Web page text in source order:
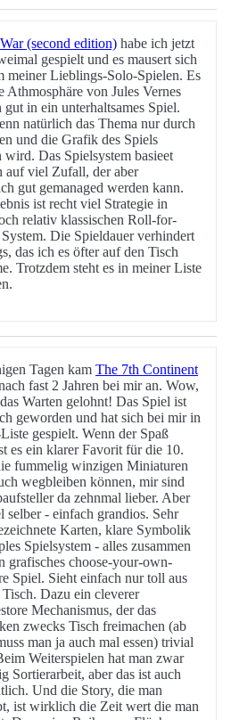
(second edition) habe ich jetzt
gespielt und es mausert sich
meiner Lieblings-Solo-Spielen. Es
Athmosphäre von Jules Vernes
gut in ein unterhaltsames Spiel.
natürlich das Thema nur durch
und die Grafik des Spiels
wird. Das Spielsystem basieet
auf viel Zufall, der aber
gut gemanaged werden kann.
ist recht viel Strategie in
relativ klassischen Roll-for-
System. Die Spieldauer verhindert
das ich es öfter auf den Tisch
Trotzdem steht es in meiner Liste
Tagen kam The 7th Continent
fast 2 Jahren bei mir an. Wow,
Warten gelohnt! Das Spiel ist
geworden und hat sich bei mir in
gespielt. Wenn der Spaß
es ein klarer Favorit für die 10.
fummelig winzigen Miniaturen
wegbleiben können, mir sind
da zehnmal lieber. Aber
selber - einfach grandios. Sehr
Karten, klare Symbolik
Spielsystem - alles zusammen
grafisches choose-your-own-
Spiel. Sieht einfach nur toll aus
Dazu ein cleverer
Mechanismus, der das
zwecks Tisch freimachen (ab
man ja auch mal essen) trivial
Weiterspielen hat man zwar
Sortierarbeit, aber das ist auch
Und die Story, die man
ist wirklich die Zeit wert die man